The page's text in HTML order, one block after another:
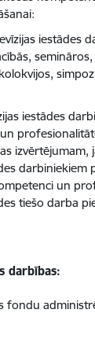
iestādes
iestādes
izvērtējumam,
darbiniekiem
un
tiešo darba
darbības:
fondu